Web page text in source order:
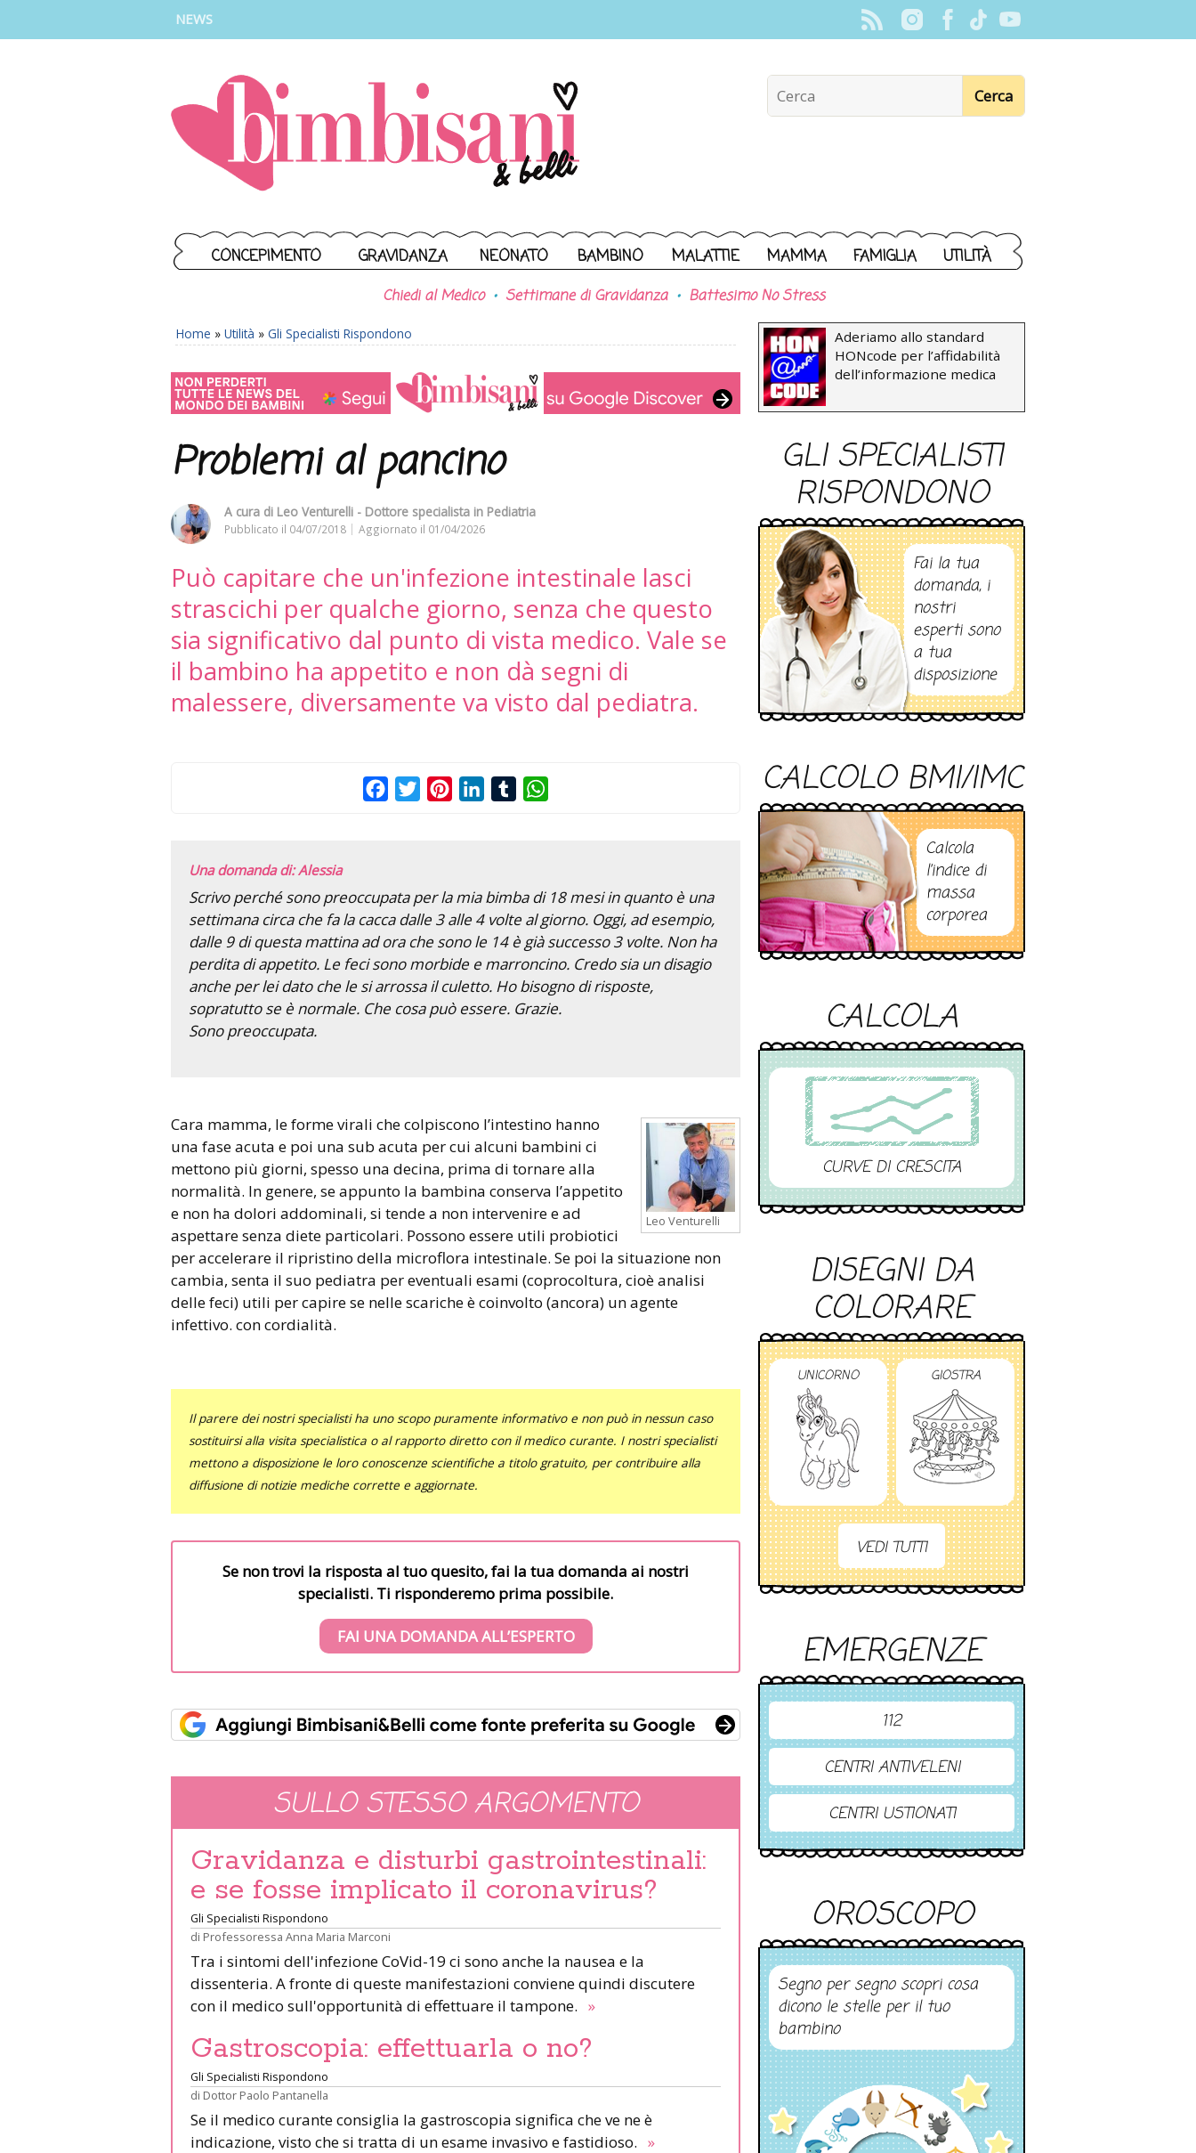
NEWS
CONCEPIMENTO GRAVIDANZA NEONATO BAMBINO MALATTIE MAMMA FAMIGLIA UTILITÀ
Chiedi al Medico Settimane di Gravidanza Battesimo No Stress
Home » Utilità » Gli Specialisti Rispondono
Problemi al pancino
A cura di Leo Venturelli - Dottore specialista in Pediatria
Pubblicato il 04/07/2018 Aggiornato il 01/04/2026
Può capitare che un'infezione intestinale lasci
strascichi per qualche giorno, senza che questo
sia significativo dal punto di vista medico. Vale se
il bambino ha appetito e non dà segni di
malessere, diversamente va visto dal pediatra.
FacebookTwitterPinterestLinkedInTumblr
Una domanda di: Alessia
Scrivo perché sono preoccupata per la mia bimba di 18 mesi in quanto è una
settimana circa che fa la cacca dalle 3 alle 4 volte al giorno. Oggi, ad esempio,
dalle 9 di questa mattina ad ora che sono le 14 è già successo 3 volte. Non ha
perdita di appetito. Le feci sono morbide e marroncino. Credo sia un disagio
anche per lei dato che le si arrossa il culetto. Ho bisogno di risposte,
sopratutto se è normale. Che cosa può essere. Grazie.
Sono preoccupata.
Leo Venturelli
Cara mamma, le forme virali che colpiscono l’intestino hanno
una fase acuta e poi una sub acuta per cui alcuni bambini ci
mettono più giorni, spesso una decina, prima di tornare alla
normalità. In genere, se appunto la bambina conserva l’appetito
e non ha dolori addominali, si tende a non intervenire e ad
aspettare senza diete particolari. Possono essere utili probiotici
per accelerare il ripristino della microflora intestinale. Se poi la situazione non
cambia, senta il suo pediatra per eventuali esami (coprocoltura, cioè analisi
delle feci) utili per capire se nelle scariche è coinvolto (ancora) un agente
infettivo. con cordialità.
Il parere dei nostri specialisti ha uno scopo puramente informativo e non può in nessun caso
sostituirsi alla visita specialistica o al rapporto diretto con il medico curante. I nostri specialisti
mettono a disposizione le loro conoscenze scientifiche a titolo gratuito, per contribuire alla
diffusione di notizie mediche corrette e aggiornate.
Se non trovi la risposta al tuo quesito, fai la tua domanda ai nostri
specialisti. Ti risponderemo prima possibile.
FAI UNA DOMANDA ALL’ESPERTO
SULLO STESSO ARGOMENTO
Gravidanza e disturbi gastrointestinali:
e se fosse implicato il coronavirus?
Gli Specialisti Rispondono
di Professoressa Anna Maria Marconi
Tra i sintomi dell'infezione CoVid-19 ci sono anche la nausea e la
dissenteria. A fronte di queste manifestazioni conviene quindi discutere
con il medico sull'opportunità di effettuare il tampone. »
Gastroscopia: effettuarla o no?
Gli Specialisti Rispondono
di Dottor Paolo Pantanella
Se il medico curante consiglia la gastroscopia significa che ve ne è
indicazione, visto che si tratta di un esame invasivo e fastidioso. »
Aderiamo allo standard
HONcode per l’affidabilità
dell’informazione medica
GLI SPECIALISTI
RISPONDONO
Fai la tua
domanda, i
nostri
esperti sono
a tua
disposizione
CALCOLO BMI/IMC
Calcola
l’indice di
massa
corporea
CALCOLA
CURVE DI CRESCITA
DISEGNI DA
COLORARE
UNICORNO GIOSTRA
VEDI TUTTI
EMERGENZE
112
CENTRI ANTIVELENI
CENTRI USTIONATI
OROSCOPO
Segno per segno scopri cosa
dicono le stelle per il tuo
bambino